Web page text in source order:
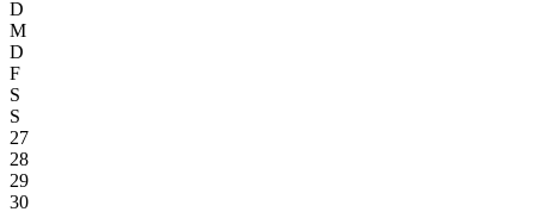
D
M
D
F
S
S
27
28
29
30